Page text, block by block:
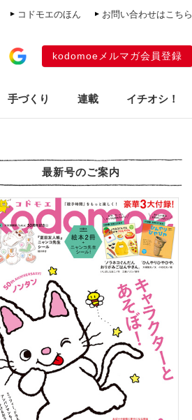
コドモエのほん お問い合わせはこちら
kodomoeメルマガ会員登録
手づくり 連載 イチオシ！
最新号のご案内